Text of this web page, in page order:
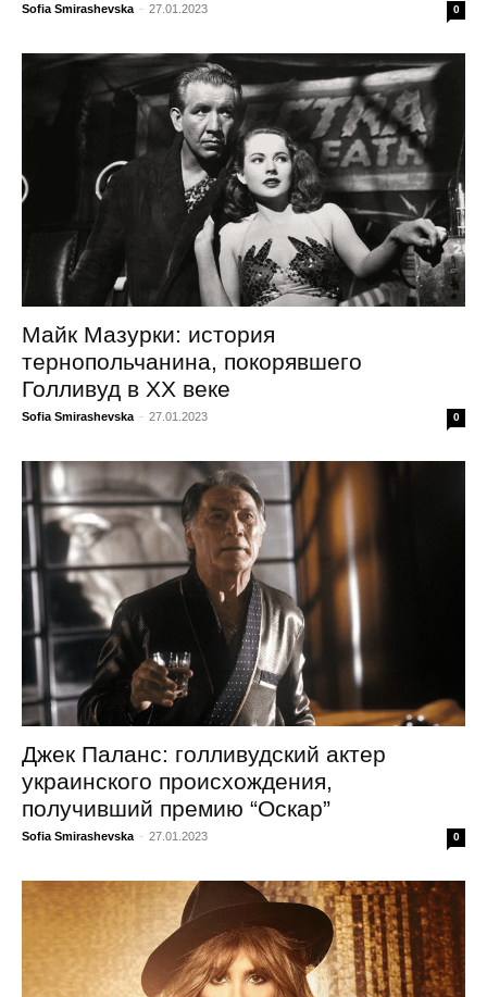
Sofia Smirashevska - 27.01.2023 0
Майк Мазурки: история
тернопольчанина, покорявшего
Голливуд в ХХ веке
Sofia Smirashevska - 27.01.2023 0
Джек Паланс: голливудский актер
украинского происхождения,
получивший премию “Оскар”
Sofia Smirashevska - 27.01.2023 0